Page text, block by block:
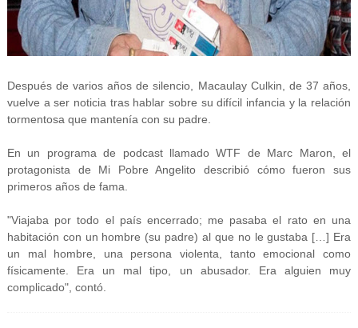
Después de varios años de silencio, Macaulay Culkin, de 37 años,
vuelve a ser noticia tras hablar sobre su difícil infancia y la relación
tormentosa que mantenía con su padre.
En un programa de podcast llamado WTF de Marc Maron, el
protagonista de Mi Pobre Angelito describió cómo fueron sus
primeros años de fama.
"Viajaba por todo el país encerrado; me pasaba el rato en una
habitación con un hombre (su padre) al que no le gustaba […] Era
un mal hombre, una persona violenta, tanto emocional como
físicamente. Era un mal tipo, un abusador. Era alguien muy
complicado", contó.